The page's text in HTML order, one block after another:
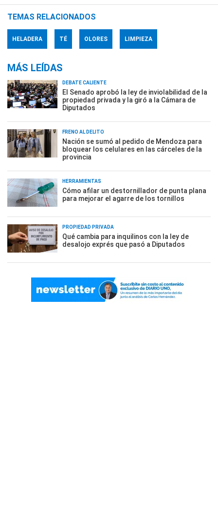
TEMAS RELACIONADOS
HELADERA TÉ OLORES LIMPIEZA
MÁS LEÍDAS
DEBATE CALIENTE
El Senado aprobó la ley de inviolabilidad de la
propiedad privada y la giró a la Cámara de
Diputados
FRENO AL DELITO
Nación se sumó al pedido de Mendoza para
bloquear los celulares en las cárceles de la
provincia
HERRAMIENTAS
Cómo afilar un destornillador de punta plana
para mejorar el agarre de los tornillos
PROPIEDAD PRIVADA
Qué cambia para inquilinos con la ley de
desalojo exprés que pasó a Diputados